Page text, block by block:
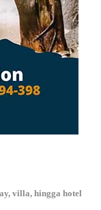
villa, hingga hotel